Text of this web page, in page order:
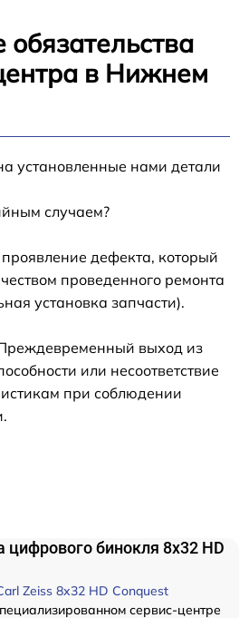
в Нижнем
установленные нами детали
случаем?
дефекта, который
проведенного ремонта
установка запчасти).
выход из
или несоответствие
при соблюдении
цифрового бинокля 8x32 HD
Zeiss 8x32 HD Conquest
сервис-центре